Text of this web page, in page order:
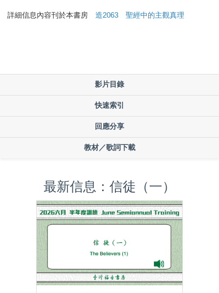
詳細信息內容刊於本書房 造2063 聖經中的主觀真理
影片目錄
快速索引
回應分享
教材／歌詞下載
最新信息：信徒（一）